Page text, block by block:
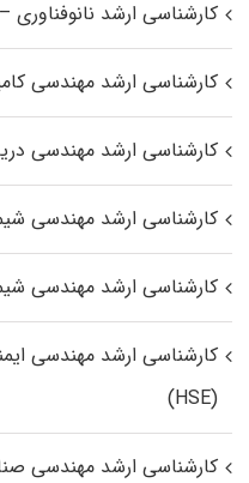
کارشناسی ارشد نانوفناوری –
کارشناسی ارشد مهندسی
کارشناسی ارشد مهندسی
کارشناسی ارشد مهندسی
کارشناسی ارشد مهندسی
کارشناسی ارشد مهندسی
(HSE)
کارشناسی ارشد مهندسی